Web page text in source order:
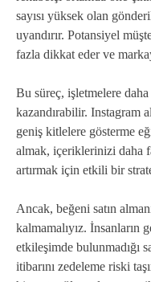
sayısı yüksek olan
uyandırır. Potansiyel
fazla dikkat eder ve
Bu süreç, işletmelere
kazandırabilir. Instagram
geniş kitlelere gösterme
almak, içeriklerinizi daha
artırmak için etkili bir
Ancak, beğeni satın
kalmamalıyız. İnsanların
etkileşimde bulunmadığı
itibarını zedeleme riski